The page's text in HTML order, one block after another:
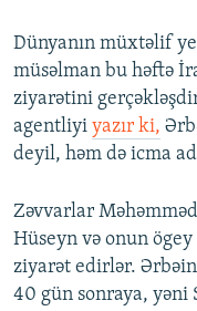
XƏBƏR
Dünyanın müxtəlif
müsəlman bu həftə
ziyarətini
agentliyi yazır ki,
deyil, həm də icma
Zəvvarlar
Hüseyn və onun
ziyarət edirlər.
40 gün sonraya, yəni